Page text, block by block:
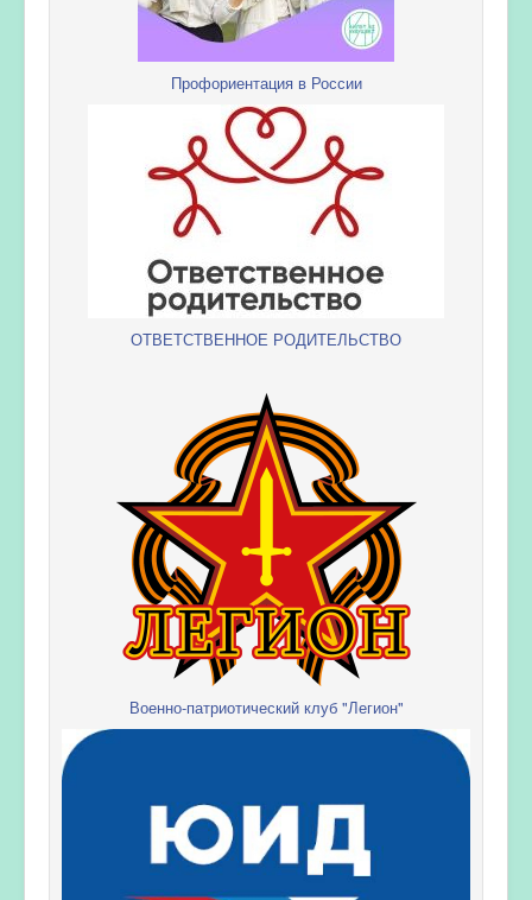
Профориентация в России
ОТВЕТСТВЕННОЕ РОДИТЕЛЬСТВО
Военно-патриотический клуб "Легион"